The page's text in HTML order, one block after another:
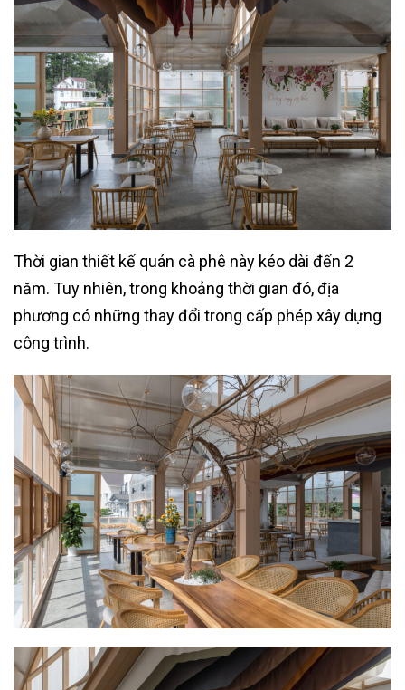
Thời gian thiết kế quán cà phê này kéo dài đến 2
năm. Tuy nhiên, trong khoảng thời gian đó, địa
phương có những thay đổi trong cấp phép xây dựng
công trình.